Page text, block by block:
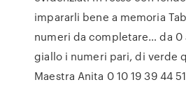
impararli bene a memoria
numeri da completare… da 0
giallo i numeri pari, di verde
Maestra Anita 0 10 19 39 44